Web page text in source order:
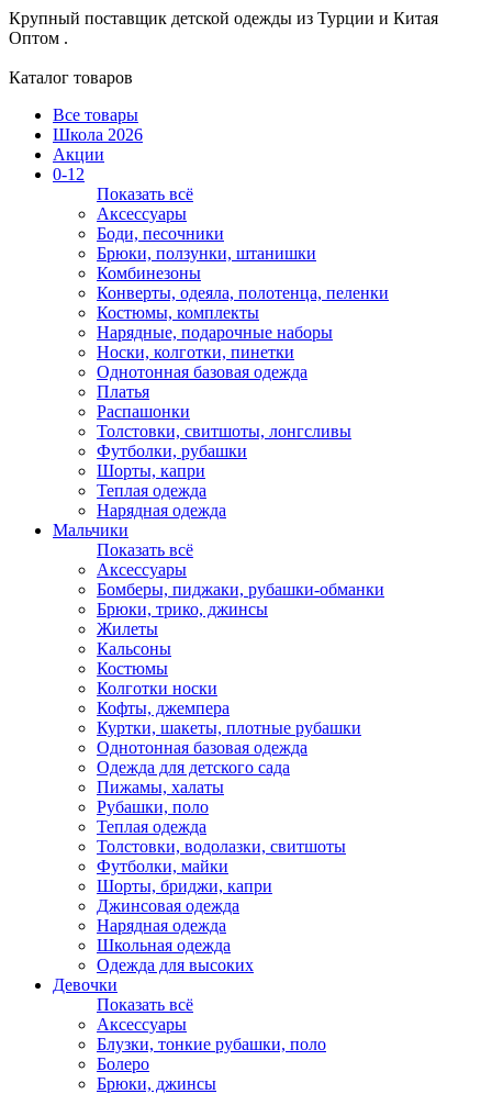
Крупный поставщик детской одежды из Турции и Китая
Оптом .
Каталог товаров
Все товары
Школа 2026
Акции
0-12
Показать всё
Аксессуары
Боди, песочники
Брюки, ползунки, штанишки
Комбинезоны
Конверты, одеяла, полотенца, пеленки
Костюмы, комплекты
Нарядные, подарочные наборы
Носки, колготки, пинетки
Однотонная базовая одежда
Платья
Распашонки
Толстовки, свитшоты, лонгсливы
Футболки, рубашки
Шорты, капри
Теплая одежда
Нарядная одежда
Мальчики
Показать всё
Аксессуары
Бомберы, пиджаки, рубашки-обманки
Брюки, трико, джинсы
Жилеты
Кальсоны
Костюмы
Колготки носки
Кофты, джемпера
Куртки, шакеты, плотные рубашки
Однотонная базовая одежда
Одежда для детского сада
Пижамы, халаты
Рубашки, поло
Теплая одежда
Толстовки, водолазки, свитшоты
Футболки, майки
Шорты, бриджи, капри
Джинсовая одежда
Нарядная одежда
Школьная одежда
Одежда для высоких
Девочки
Показать всё
Аксессуары
Блузки, тонкие рубашки, поло
Болеро
Брюки, джинсы